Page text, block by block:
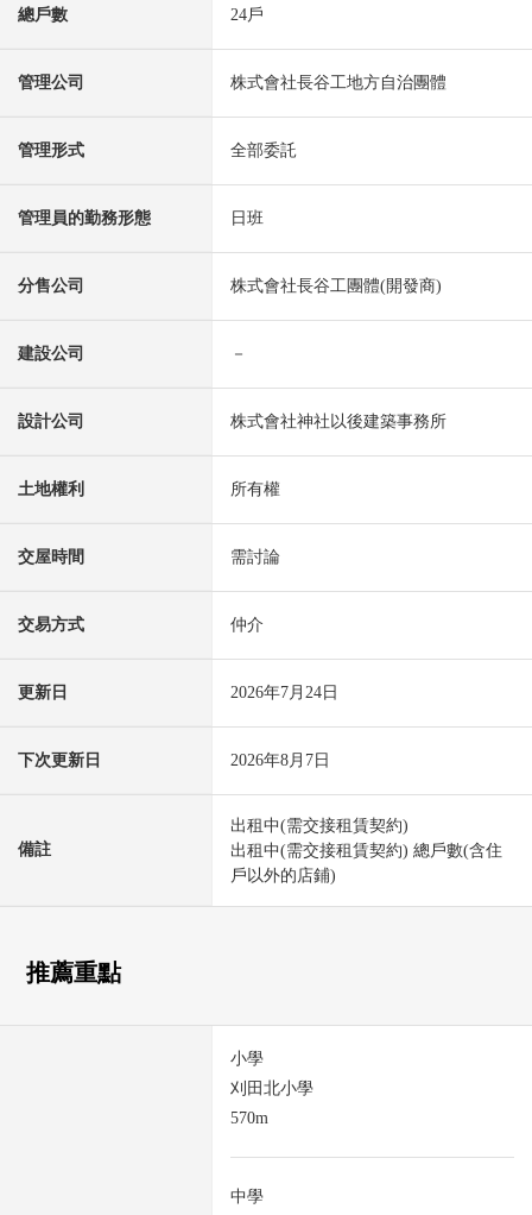
總戶數 24戶
管理公司 株式會社長谷工地方自治團體
管理形式 全部委託
管理員的勤務形態 日班
分售公司 株式會社長谷工團體(開發商)
建設公司 －
設計公司 株式會社神社以後建築事務所
土地權利 所有權
交屋時間 需討論
交易方式 仲介
更新日 2026年7月24日
下次更新日 2026年8月7日
備註
出租中(需交接租賃契約)
出租中(需交接租賃契約) 總戶數(含住
戶以外的店鋪)
推薦重點
小學
刈田北小學
570m
中學